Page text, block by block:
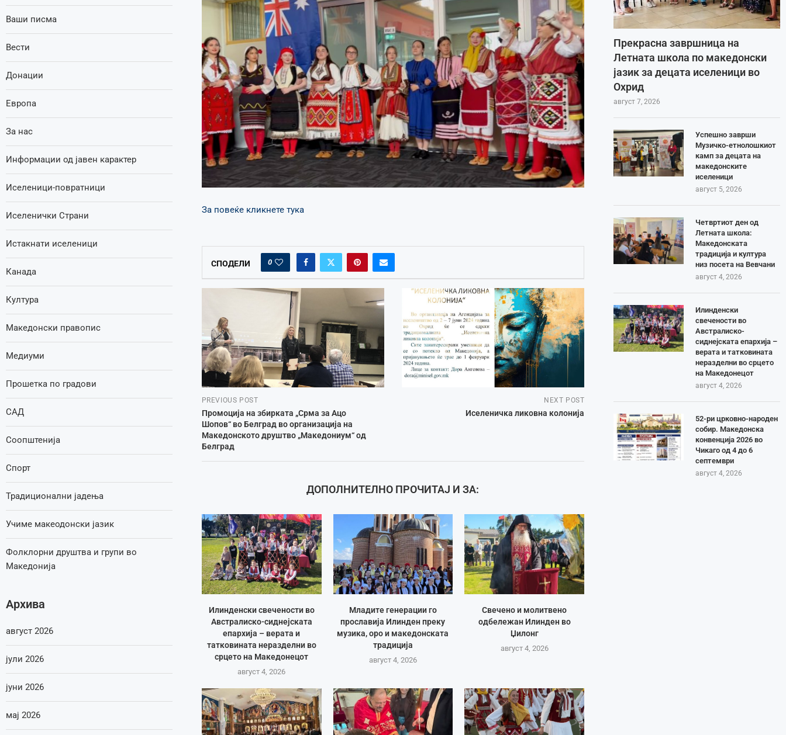
За повеќе кликнете тука
СПОДЕЛИ 0
PREVIOUS POST
Промоција на збирката „Срма за Ацо
Шопов“ во Белград во организација на
Македонското друштво „Македониум“ од
Белград
NEXT POST
Иселеничка ликовна колонија
ДОПОЛНИТЕЛНО ПРОЧИТАЈ И ЗА:
Илинденски свечености во
Австралиско-сиднејската
епархија – верата и
татковината неразделни во
срцето на Македонецот
август 4, 2026
Младите генерации го
прославија Илинден преку
музика, оро и македонската
традиција
август 4, 2026
Свечено и молитвено
одбележан Илинден во
Џилонг
август 4, 2026
Прекрасна завршница на
Летната школа по македонски
јазик за децата иселеници во
Охрид
август 7, 2026
Успешно заврши
Музичко-етнолошкиот
камп за децата на
македонските
иселеници
август 5, 2026
Четвртиот ден од
Летната школа:
Македонската
традиција и култура
низ посета на Вевчани
август 4, 2026
Илинденски
свечености во
Австралиско-
сиднејската епархија –
верата и татковината
неразделни во срцето
на Македонецот
август 4, 2026
52-ри црковно-народен
собир. Македонска
конвенција 2026 во
Чикаго од 4 до 6
септември
август 4, 2026
Ваши писма
Вести
Донации
Европа
За нас
Информации од јавен карактер
Иселеници-повратници
Иселенички Страни
Истакнати иселеници
Канада
Култура
Македонски правопис
Медиуми
Прошетка по градови
САД
Соопштенија
Спорт
Традиционални јадења
Учиме макеодонски јазик
Фолклорни друштва и групи во
Македонија
Архива
август 2026
јули 2026
јуни 2026
мај 2026